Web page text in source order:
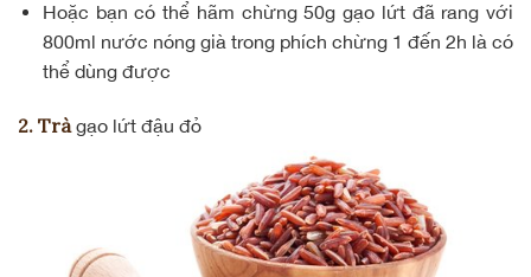
Hoặc bạn có thể hãm chừng 50g gạo lứt đã rang với
800ml nước nóng già trong phích chừng 1 đến 2h là có
thể dùng được
2. Trà gạo lứt đậu đỏ